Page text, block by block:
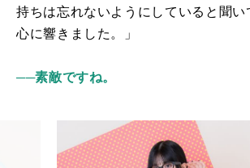
持ちは忘れないようにしていると聞い
心に響きました。
」
──素敵ですね。